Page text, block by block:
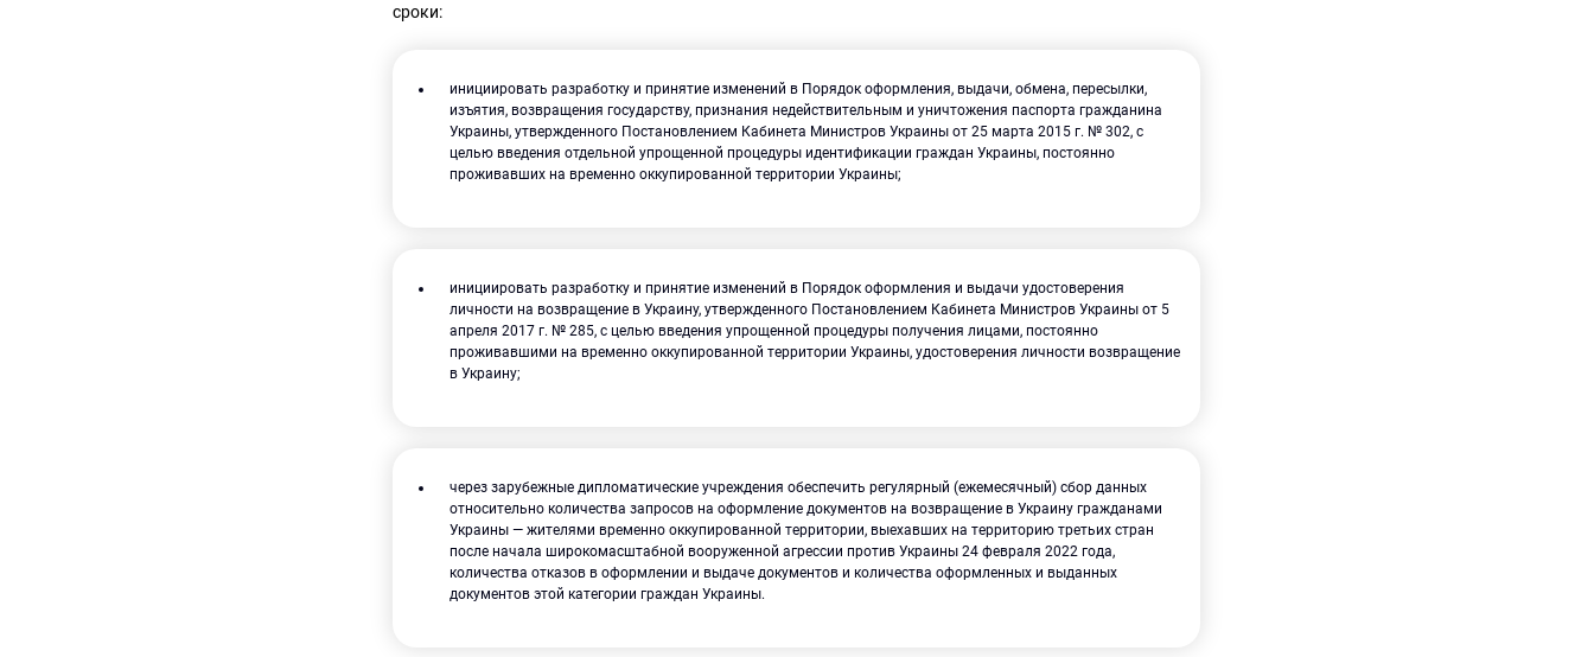
сроки:
инициировать разработку и принятие изменений в Порядок оформления, выдачи, обмена, пересылки,
изъятия, возвращения государству, признания недействительным и уничтожения паспорта гражданина
Украины, утвержденного Постановлением Кабинета Министров Украины от 25 марта 2015 г. № 302, с
целью введения отдельной упрощенной процедуры идентификации граждан Украины, постоянно
проживавших на временно оккупированной территории Украины;
инициировать разработку и принятие изменений в Порядок оформления и выдачи удостоверения
личности на возвращение в Украину, утвержденного Постановлением Кабинета Министров Украины от 5
апреля 2017 г. № 285, с целью введения упрощенной процедуры получения лицами, постоянно
проживавшими на временно оккупированной территории Украины, удостоверения личности возвращение
в Украину;
через зарубежные дипломатические учреждения обеспечить регулярный (ежемесячный) сбор данных
относительно количества запросов на оформление документов на возвращение в Украину гражданами
Украины — жителями временно оккупированной территории, выехавших на территорию третьих стран
после начала широкомасштабной вооруженной агрессии против Украины 24 февраля 2022 года,
количества отказов в оформлении и выдаче документов и количества оформленных и выданных
документов этой категории граждан Украины.